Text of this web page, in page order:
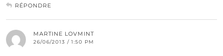
RÉPONDRE
MARTINE LOVMINT
26/06/2013 / 1:50 PM